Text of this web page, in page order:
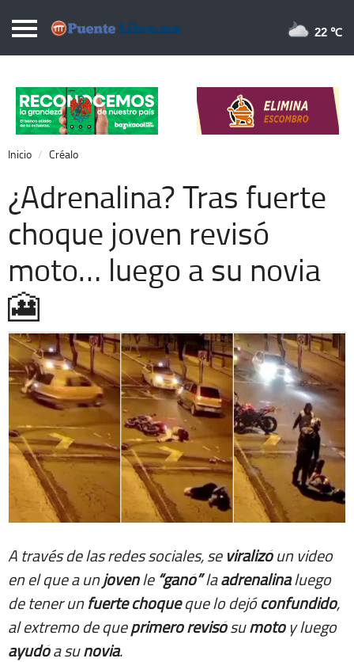
Puentelibre.mx
Local
Nacional
Opinión
Cronos
Economía
Espectáculos
Deportes
Extra +
22 ℃
Inicio Créalo
¿Adrenalina? Tras fuerte
choque joven revisó
moto… luego a su novia
🎦
A través de las redes sociales, se viralizóun video
en el que a unjovenle“ganó”laadrenalinaluego
de tener unfuerte choqueque lo dejóconfundido,
al extremo de queprimerorevisósumotoy luego
ayudóa sunovia.